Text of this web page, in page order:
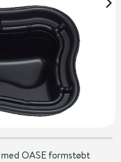
OASE formstøbt